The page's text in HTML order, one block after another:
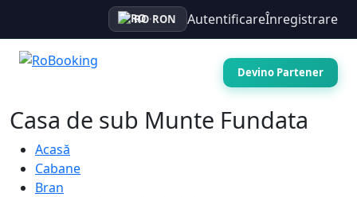
RO·RON AutentificareÎnregistrare
Devino Partener
Casa de sub Munte Fundata
Acasă
Cabane
Bran